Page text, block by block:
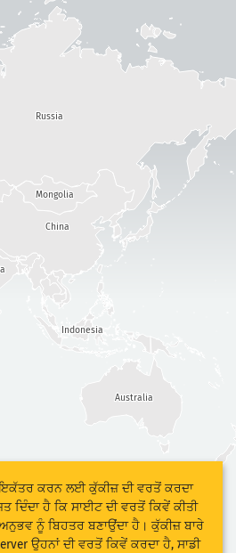
Indonesia
China
Mongolia
Russia
Australia
ਕਰਨ ਲਈ ਕੁੱਕੀਜ਼ ਦੀ ਵਰਤੋਂ ਕਰਦਾ
ਦਿੰਦਾ ਹੈ ਕਿ ਸਾਈਟ ਦੀ ਵਰਤੋਂ ਕਿਵੇਂ ਕੀਤੀ
ਨੂੰ ਬਿਹਤਰ ਬਣਾਉਂਦਾ ਹੈ। ਕੁੱਕੀਜ਼ ਬਾਰੇ
ਉਹਨਾਂ ਦੀ ਵਰਤੋਂ ਕਿਵੇਂ ਕਰਦਾ ਹੈ, ਸਾਡੀ